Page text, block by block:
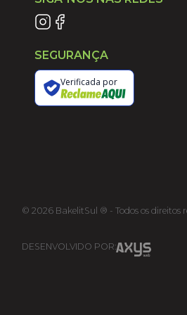
SEGURANÇA
Verificada por
© 2026BakelitSul ® - Todos os direitos
DESENVOLVIDO POR: